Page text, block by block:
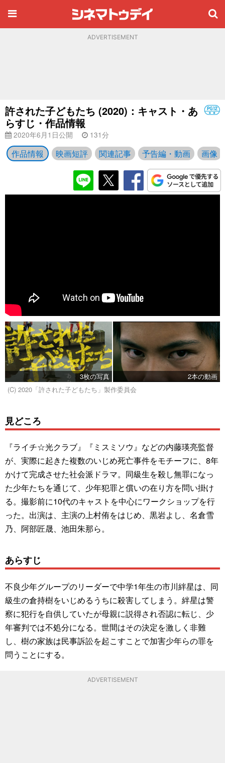
ADVERTISEMENT
許された子どもたち (2020)：キャスト・あ
らすじ・作品情報
2020年6月1日公開 131分
作品情報 映画短評 関連記事 予告編・動画 画像
3枚の写真
2本の動画
(C) 2020「許された子どもたち」製作委員会
見どころ
『ライチ☆光クラブ』『ミスミソウ』などの内藤瑛亮監督
が、実際に起きた複数のいじめ死亡事件をモチーフに、8年
かけて完成させた社会派ドラマ。同級生を殺し無罪になっ
た少年たちを通じて、少年犯罪と償いの在り方を問い掛け
る。撮影前に10代のキャストを中心にワークショップを行
った。出演は、主演の上村侑をはじめ、黒岩よし、名倉雪
乃、阿部匠晟、池田朱那ら。
あらすじ
不良少年グループのリーダーで中学1年生の市川絆星は、同
級生の倉持樹をいじめるうちに殺害してしまう。絆星は警
察に犯行を自供していたが母親に説得され否認に転じ、少
年審判では不処分になる。世間はその決定を激しく非難
し、樹の家族は民事訴訟を起こすことで加害少年らの罪を
問うことにする。
ADVERTISEMENT